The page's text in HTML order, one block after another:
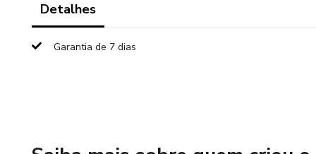
Detalhes
Garantia de 7 dias